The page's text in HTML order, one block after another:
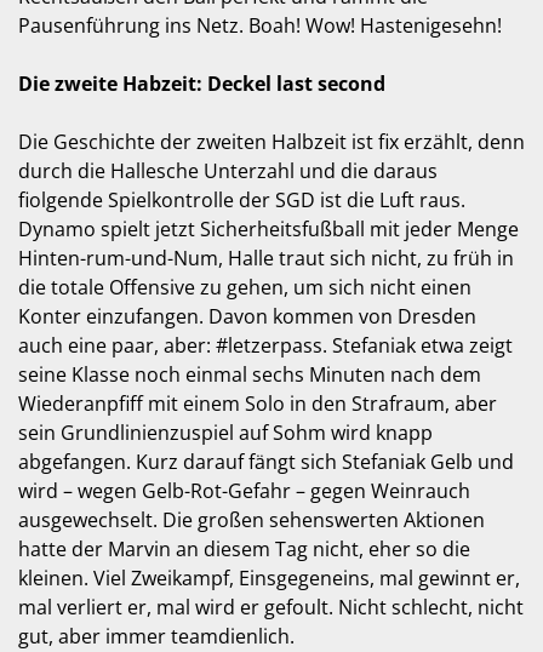
Pausenführung ins Netz. Boah! Wow! Hastenigesehn!
Die zweite Habzeit: Deckel last second
Die Geschichte der zweiten Halbzeit ist fix erzählt, denn
durch die Hallesche Unterzahl und die daraus
fiolgende Spielkontrolle der SGD ist die Luft raus.
Dynamo spielt jetzt Sicherheitsfußball mit jeder Menge
Hinten-rum-und-Num, Halle traut sich nicht, zu früh in
die totale Offensive zu gehen, um sich nicht einen
Konter einzufangen. Davon kommen von Dresden
auch eine paar, aber: #letzerpass. Stefaniak etwa zeigt
seine Klasse noch einmal sechs Minuten nach dem
Wiederanpfiff mit einem Solo in den Strafraum, aber
sein Grundlinienzuspiel auf Sohm wird knapp
abgefangen. Kurz darauf fängt sich Stefaniak Gelb und
wird – wegen Gelb-Rot-Gefahr – gegen Weinrauch
ausgewechselt. Die großen sehenswerten Aktionen
hatte der Marvin an diesem Tag nicht, eher so die
kleinen. Viel Zweikampf, Einsgegeneins, mal gewinnt er,
mal verliert er, mal wird er gefoult. Nicht schlecht, nicht
gut, aber immer teamdienlich.